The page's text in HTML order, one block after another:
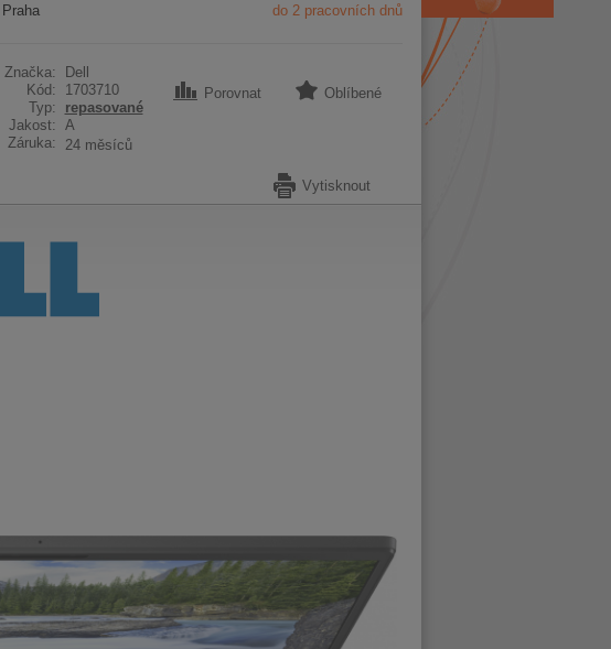
Praha
do 2 pracovních dnů
Značka:
Dell
Kód:
1703710
Typ:
repasované
Jakost: A
Záruka:
24 měsíců
Porovnat Oblíbené
Vytisknout